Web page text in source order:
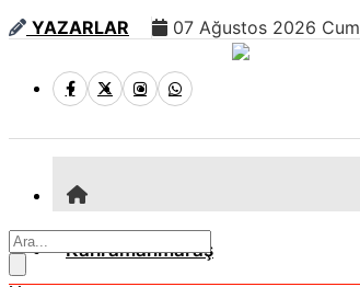
YAZARLAR
07 Ağustos 2026 Cum
Kahramanmaraş